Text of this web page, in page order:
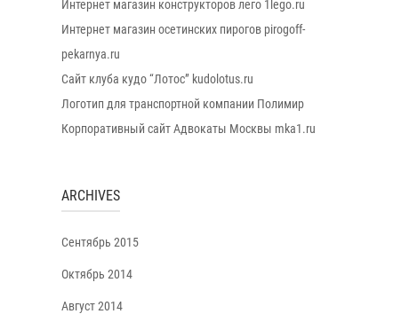
Интернет магазин конструкторов лего 1lego.ru
Интернет магазин осетинских пирогов pirogoff-
pekarnya.ru
Сайт клуба кудо “Лотос” kudolotus.ru
Логотип для транспортной компании Полимир
Корпоративный сайт Адвокаты Москвы mka1.ru
ARCHIVES
Сентябрь 2015
Октябрь 2014
Август 2014